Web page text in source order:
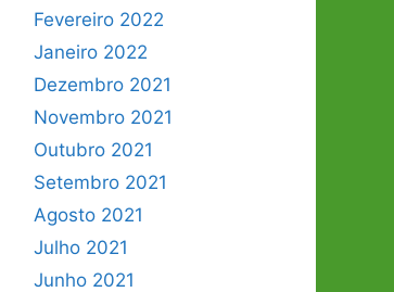
Fevereiro 2022
Janeiro 2022
Dezembro 2021
Novembro 2021
Outubro 2021
Setembro 2021
Agosto 2021
Julho 2021
Junho 2021